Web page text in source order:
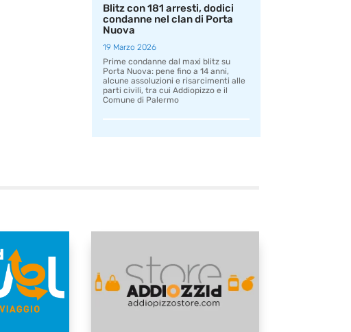
Blitz con 181 arresti, dodici
condanne nel clan di Porta
Nuova
19 Marzo 2026
Prime condanne dal maxi blitz su
Porta Nuova: pene fino a 14 anni,
alcune assoluzioni e risarcimenti alle
parti civili, tra cui Addiopizzo e il
Comune di Palermo